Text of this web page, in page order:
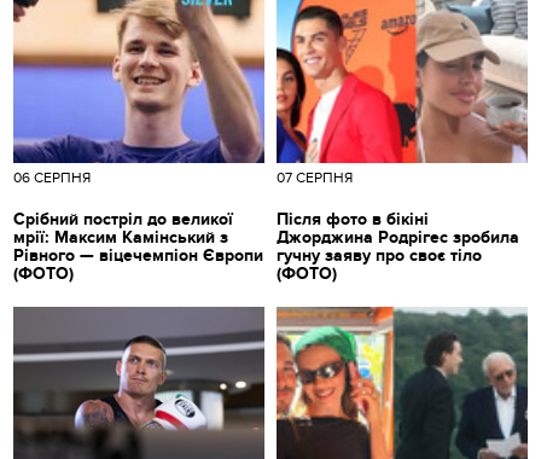
06 СЕРПНЯ
Срібний постріл до великої
мрії: Максим Камінський з
Рівного — віцечемпіон Європи
(ФОТО)
07 СЕРПНЯ
Після фото в бікіні
Джорджина Родрігес зробила
гучну заяву про своє тіло
(ФОТО)